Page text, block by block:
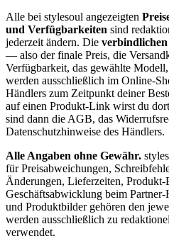
Alle bei stylesoul angezeigten
und Verfügbarkeiten sind
jederzeit ändern. Die
— also der finale Preis, die
Verfügbarkeit, das gewählte
werden ausschließlich im Online-
Händlers zum Zeitpunkt deiner
auf einen Produkt-Link wirst du
sind dann die AGB, das
Datenschutzhinweise des Händlers.
Alle Angaben ohne Gewähr.
für Preisabweichungen,
Änderungen, Lieferzeiten, Produkt-
Geschäftsabwicklung beim
und Produktbilder gehören den
werden ausschließlich zu
verwendet.